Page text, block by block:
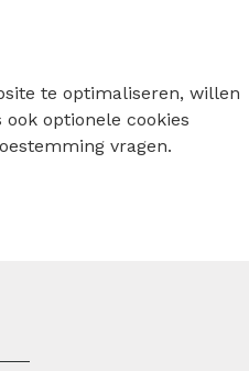
te optimaliseren, willen
optionele cookies
vragen.